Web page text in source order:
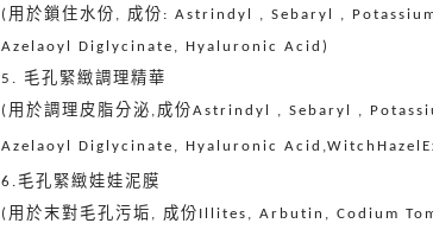
( 用於鎖住水份 , 成份 : Astrindyl , Sebaryl ,
Azelaoyl Diglycinate, Hyaluronic Acid)
5. 毛孔緊緻調理精華
( 用於調理皮脂分泌 , 成份Astrindyl , Sebaryl ,
Azelaoyl Diglycinate, Hyaluronic
6. 毛孔緊緻娃娃泥膜
( 用於末對毛孔污垢 , 成份 Illites, Arbutin, Codium